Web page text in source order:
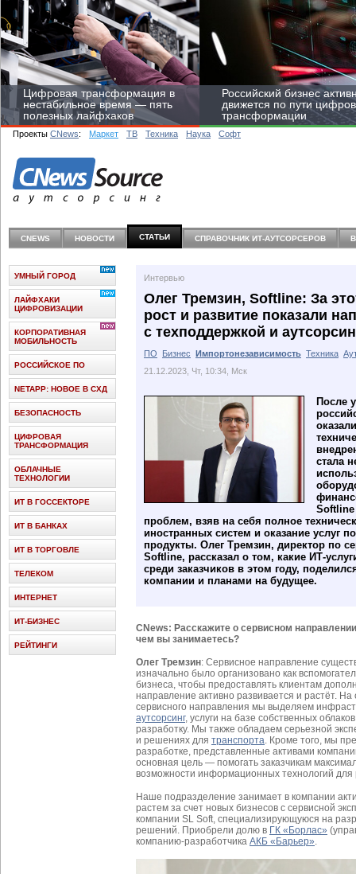
Цифровая трансформация в
нестабильное время — пять
полезных лайфхаков
Российский бизнес
движется по пути
трансформации
цифровизироваться со
скоростью крупных
Проекты CNews: Маркет ТВ Техника Наука Софт
CNEWS НОВОСТИ СТАТЬИ СПРАВОЧНИК ИТ-АУТСОРCЕРОВ
Интервью
Олег Тремзин, Softline: За
рост и развитие показали
с техподдержкой и
ПО Бизнес Импортонезависимость Техника
21.12.2023, Чт, 10:34, Мск
После
стала
проблем, взяв на себя полное
иностранных систем и оказание услуг
продукты. Олег Тремзин, директор по
Softline, рассказал о том, какие ИТ-
среди заказчиков в этом году,
компании и планами на будущее.
CNews: Расскажите о сервисном
чем вы занимаетесь?
Олег Тремзин: Сервисное направление
изначально было организовано как
бизнеса, чтобы предоставлять клиентам
направление активно развивается и растёт.
сервисного направления мы выделяем
аутсорсинг, услуги на базе собственных
разработку. Мы также обладаем серьезной
и решениях для транспорта. Кроме того, мы
разработке, представленные активами
основная цель — помогать заказчикам
возможности информационных технологий для
Наше подразделение занимает в компании
растем за счет новых бизнесов с сервисной
компании SL Soft, специализирующуюся на
решений. Приобрели долю в ГК «Борлас»
компанию-разработчика АКБ «Барьер».
УМНЫЙ ГОРОД
ЛАЙФХАКИ
ЦИФРОВИЗАЦИИ
КОРПОРАТИВНАЯ
МОБИЛЬНОСТЬ
РОССИЙСКОЕ ПО
NETAPP: НОВОЕ В СХД
БЕЗОПАСНОСТЬ
ЦИФРОВАЯ
ТРАНСФОРМАЦИЯ
ОБЛАЧНЫЕ
ТЕХНОЛОГИИ
ИТ В ГОССЕКТОРЕ
ИТ В БАНКАХ
ИТ В ТОРГОВЛЕ
ТЕЛЕКОМ
ИНТЕРНЕТ
ИТ-БИЗНЕС
РЕЙТИНГИ